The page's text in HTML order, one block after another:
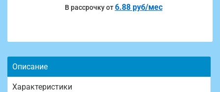
В рассрочку от6.88 руб/мес
Описание
Характеристики